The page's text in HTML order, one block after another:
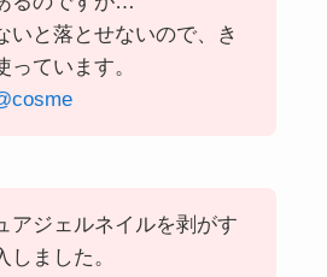
いと落とせないので、き
っています。
アジェルネイルを剥がす
しました。